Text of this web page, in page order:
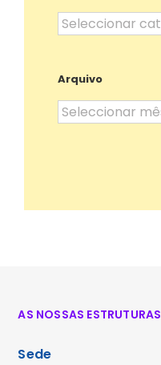
Categorias
Arquivo
Arquivo
AS NOSSAS ESTRUTURAS
Sede